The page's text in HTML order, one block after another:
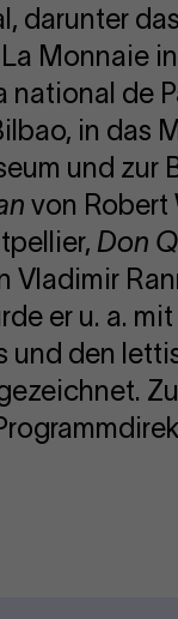
darunter
Monnaie
national de
in das
und zur
von Robert
Don
Vladimir
er u. a.
und den